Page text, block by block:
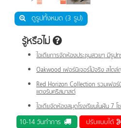
ดูรูปทั้งหมด (3 รูป)
รู้หรือไม่
ไอเดียการจัดห้องประชุมสวยๆ มีรูป
Oakwood เฟอร์นิเจอร์ไม้จริง สไต
Red Horizon Collection รวมเฟอร์
แดงรับคริสมาสต์
ไอเดียจัดห้องสมุดโรงเรียนในฝัน 7
10-14 วันทำการ ปรับแบบได้